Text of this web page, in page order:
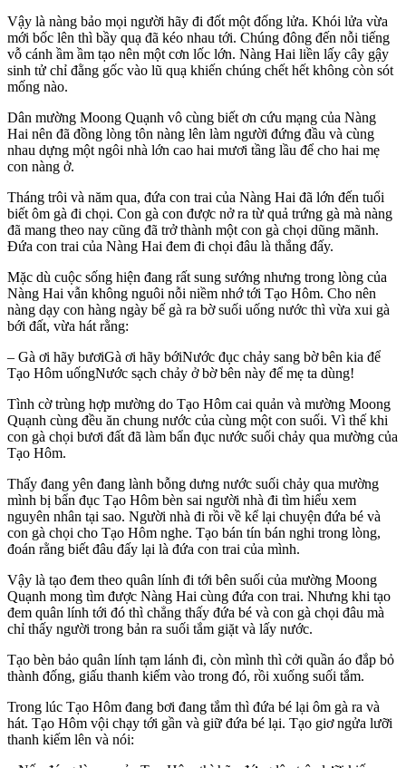
Vậy là nàng bảo mọi người hãy đi đốt một đống lửa. Khói lửa vừa
mới bốc lên thì bầy quạ đã kéo nhau tới. Chúng đông đến nỗi tiếng
vỗ cánh ầm ầm tạo nên một cơn lốc lớn. Nàng Hai liền lấy cây gậy
sinh tử chỉ đằng gốc vào lũ quạ khiến chúng chết hết không còn sót
mống nào.
Dân mường Moong Quạnh vô cùng biết ơn cứu mạng của Nàng
Hai nên đã đồng lòng tôn nàng lên làm người đứng đầu và cùng
nhau dựng một ngôi nhà lớn cao hai mươi tầng lầu để cho hai mẹ
con nàng ở.
Tháng trôi và năm qua, đứa con trai của Nàng Hai đã lớn đến tuổi
biết ôm gà đi chọi. Con gà con được nở ra từ quả trứng gà mà nàng
đã mang theo nay cũng đã trở thành một con gà chọi dũng mãnh.
Đứa con trai của Nàng Hai đem đi chọi đâu là thắng đấy.
Mặc dù cuộc sống hiện đang rất sung sướng nhưng trong lòng của
Nàng Hai vẫn không nguôi nỗi niềm nhớ tới Tạo Hôm. Cho nên
nàng dạy con hàng ngày bế gà ra bờ suối uống nước thì vừa xui gà
bới đất, vừa hát rằng:
– Gà ơi hãy bươiGà ơi hãy bớiNước đục chảy sang bờ bên kia để
Tạo Hôm uốngNước sạch chảy ở bờ bên này để mẹ ta dùng!
Tình cờ trùng hợp mường do Tạo Hôm cai quản và mường Moong
Quạnh cùng đều ăn chung nước của cùng một con suối. Vì thế khi
con gà chọi bươi đất đã làm bẩn đục nước suối chảy qua mường của
Tạo Hôm.
Thấy đang yên đang lành bỗng dưng nước suối chảy qua mường
mình bị bẩn đục Tạo Hôm bèn sai người nhà đi tìm hiểu xem
nguyên nhân tại sao. Người nhà đi rồi về kể lại chuyện đứa bé và
con gà chọi cho Tạo Hôm nghe. Tạo bán tín bán nghi trong lòng,
đoán rằng biết đâu đấy lại là đứa con trai của mình.
Vậy là tạo đem theo quân lính đi tới bên suối của mường Moong
Quạnh mong tìm được Nàng Hai cùng đứa con trai. Nhưng khi tạo
đem quân lính tới đó thì chẳng thấy đứa bé và con gà chọi đâu mà
chỉ thấy người trong bản ra suối tắm giặt và lấy nước.
Tạo bèn bảo quân lính tạm lánh đi, còn mình thì cởi quần áo đắp bỏ
thành đống, giấu thanh kiếm vào trong đó, rồi xuống suối tắm.
Trong lúc Tạo Hôm đang bơi đang tắm thì đứa bé lại ôm gà ra và
hát. Tạo Hôm vội chạy tới gần và giữ đứa bé lại. Tạo giơ ngửa lưỡi
thanh kiếm lên và nói: